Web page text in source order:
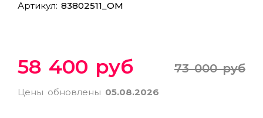
Артикул: 83802511_ОМ
58 400 руб 73 000 руб
Цены обновлены 05.08.2026